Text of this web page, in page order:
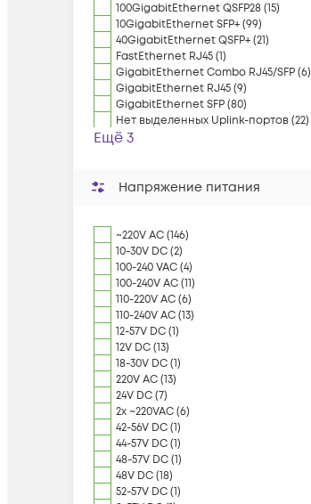
100GigabitEthernet QSFP28 (15)
10GigabitEthernet SFP+ (99)
40GigabitEthernet QSFP+ (21)
FastEthernet RJ45 (1)
GigabitEthernet Combo RJ45/SFP (6)
GigabitEthernet RJ45 (9)
GigabitEthernet SFP (80)
Нет выделенных Uplink-портов (22)
Ещё 3
Напряжение питания
~220V AC (146)
10-30V DC (2)
100-240 VAC (4)
100-240V AC (11)
110-220V AC (6)
110-240V AC (13)
12-57V DC (1)
12V DC (13)
18-30V DC (1)
220V AC (13)
24V DC (7)
2x ~220VAC (6)
42-56V DC (1)
44-57V DC (1)
48-57V DC (1)
48V DC (18)
52-57V DC (1)